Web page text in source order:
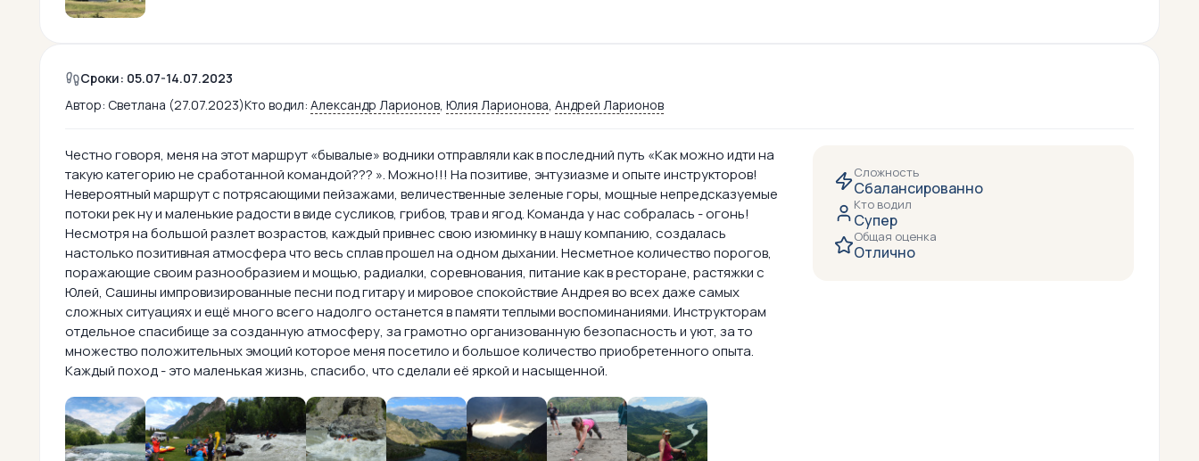
Сроки: 05.07-14.07.2023
Автор: Светлана (27.07.2023)Кто водил: Александр Ларионов, Юлия Ларионова, Андрей Ларионов
Честно говоря, меня на этот маршрут «бывалые» водники отправляли как в последний путь «Как можно идти на
такую категорию не сработанной командой??? ». Можно!!! На позитиве, энтузиазме и опыте инструкторов!
Невероятный маршрут с потрясающими пейзажами, величественные зеленые горы, мощные непредсказуемые
потоки рек ну и маленькие радости в виде сусликов, грибов, трав и ягод. Команда у нас собралась - огонь!
Несмотря на большой разлет возрастов, каждый привнес свою изюминку в нашу компанию, создалась
настолько позитивная атмосфера что весь сплав прошел на одном дыхании. Несметное количество порогов,
поражающие своим разнообразием и мощью, радиалки, соревнования, питание как в ресторане, растяжки с
Юлей, Сашины импровизированные песни под гитару и мировое спокойствие Андрея во всех даже самых
сложных ситуациях и ещё много всего надолго останется в памяти теплыми воспоминаниями. Инструкторам
отдельное спасибище за созданную атмосферу, за грамотно организованную безопасность и уют, за то
множество положительных эмоций которое меня посетило и большое количество приобретенного опыта.
Каждый поход - это маленькая жизнь, спасибо, что сделали её яркой и насыщенной.
Сложность
Сбалансированно
Кто водил
Супер
Общая оценка
Отлично